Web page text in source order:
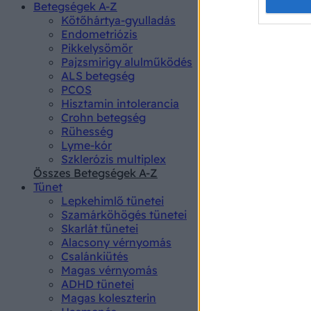
Betegségek A-Z
Kötőhártya-gyulladás
Endometriózis
Pikkelysömör
Pajzsmirigy alulműködés
ALS betegség
PCOS
Hisztamin intolerancia
Crohn betegség
Rühesség
Lyme-kór
Szklerózis multiplex
Összes Betegségek A-Z
Tünet
Lepkehimlő tünetei
Szamárköhögés tünetei
Skarlát tünetei
Alacsony vérnyomás
Csalánkiütés
Magas vérnyomás
ADHD tünetei
Magas koleszterin